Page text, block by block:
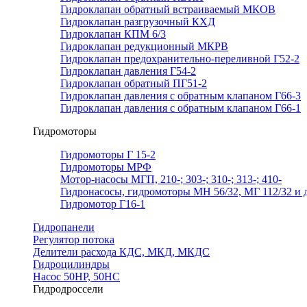
Гидроклапан обратный встраиваемый МКОВ
Гидроклапан разгрузочный КХД
Гидроклапан КПМ 6/3
Гидроклапан редукционный МКРВ
Гидроклапан предохранительно-переливной Г52-2
Гидроклапан давления Г54-2
Гидроклапан обратный ПГ51-2
Гидроклапан давления с обратным клапаном Г66-3
Гидроклапан давления с обратным клапаном Г66-1
Гидромоторы
Гидромоторы Г 15-2
Гидромоторы МРФ
Мотор-насосы МГП, 210-; 303-; 310-; 313-; 410-
Гидронасосы, гидромоторы МН 56/32, МГ 112/32 и
Гидромотор Г16-1
Гидропанели
Регулятор потока
Делители расхода КДС, МКД, МКДС
Гидроцилиндры
Насос 50НР, 50НС
Гидродроссели